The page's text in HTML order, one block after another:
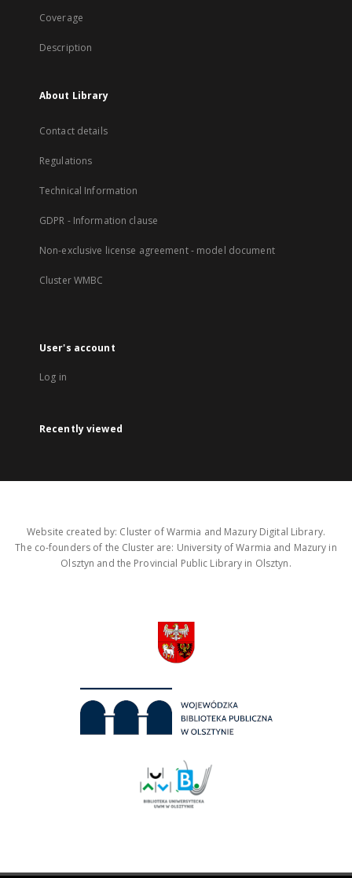
Coverage
Description
About Library
Contact details
Regulations
Technical Information
GDPR - Information clause
Non-exclusive license agreement - model document
Cluster WMBC
User's account
Log in
Recently viewed
Website created by: Cluster of Warmia and Mazury Digital Library.
The co-founders of the Cluster are: University of Warmia and Mazury in
Olsztyn and the Provincial Public Library in Olsztyn.